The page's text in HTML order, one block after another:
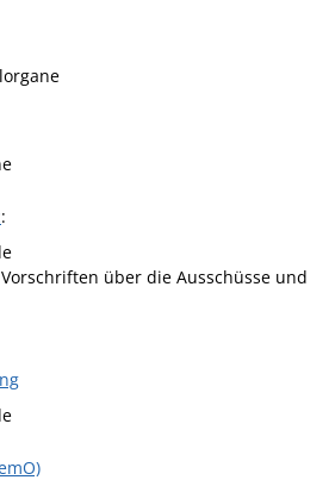
:
über die Ausschüsse und